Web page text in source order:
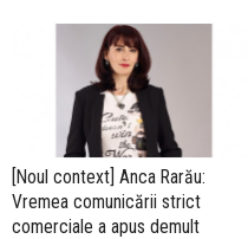
[Noul context] Anca Rarău:
Vremea comunicării strict
comerciale a apus demult